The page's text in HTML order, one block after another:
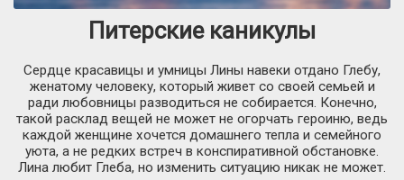
Питерские каникулы
Сердце красавицы и умницы Лины навеки отдано Глебу,
женатому человеку, который живет со своей семьей и
ради любовницы разводиться не собирается. Конечно,
такой расклад вещей не может не огорчать героиню, ведь
каждой женщине хочется домашнего тепла и семейного
уюта, а не редких встреч в конспиративной обстановке.
Лина любит Глеба, но изменить ситуацию никак не может.